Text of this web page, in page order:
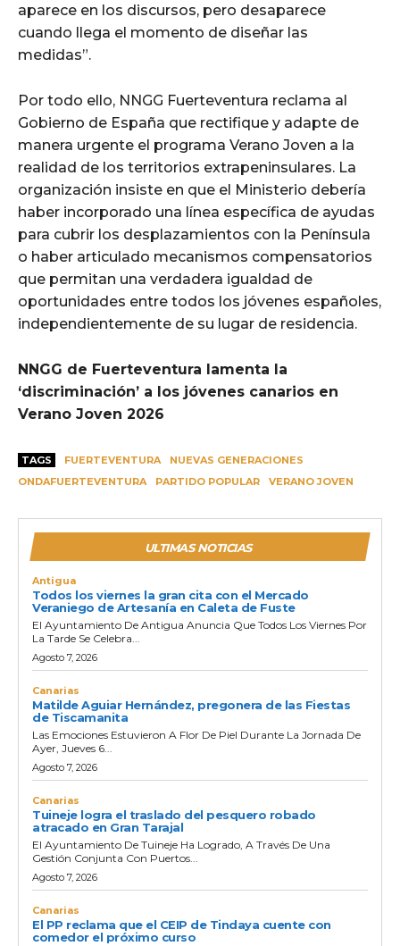
aparece en los discursos, pero desaparece
cuando llega el momento de diseñar las
medidas”.
Por todo ello, NNGG Fuerteventura reclama al
Gobierno de España que rectifique y adapte de
manera urgente el programa Verano Joven a la
realidad de los territorios extrapeninsulares. La
organización insiste en que el Ministerio debería
haber incorporado una línea específica de ayudas
para cubrir los desplazamientos con la Península
o haber articulado mecanismos compensatorios
que permitan una verdadera igualdad de
oportunidades entre todos los jóvenes españoles,
independientemente de su lugar de residencia.
NNGG de Fuerteventura lamenta la
‘discriminación’ a los jóvenes canarios en
Verano Joven 2026
TAGS FUERTEVENTURA
NUEVAS GENERACIONES
ONDAFUERTEVENTURA
PARTIDO POPULAR VERANO JOVEN
ULTIMAS NOTICIAS
Antigua
Todos los viernes la gran cita con el Mercado
Veraniego de Artesanía en Caleta de Fuste
El Ayuntamiento De Antigua Anuncia Que Todos Los Viernes Por
La Tarde Se Celebra...
Agosto 7, 2026
Canarias
Matilde Aguiar Hernández, pregonera de las Fiestas
de Tiscamanita
Las Emociones Estuvieron A Flor De Piel Durante La Jornada De
Ayer, Jueves 6...
Agosto 7, 2026
Canarias
Tuineje logra el traslado del pesquero robado
atracado en Gran Tarajal
El Ayuntamiento De Tuineje Ha Logrado, A Través De Una
Gestión Conjunta Con Puertos...
Agosto 7, 2026
Canarias
El PP reclama que el CEIP de Tindaya cuente con
comedor el próximo curso